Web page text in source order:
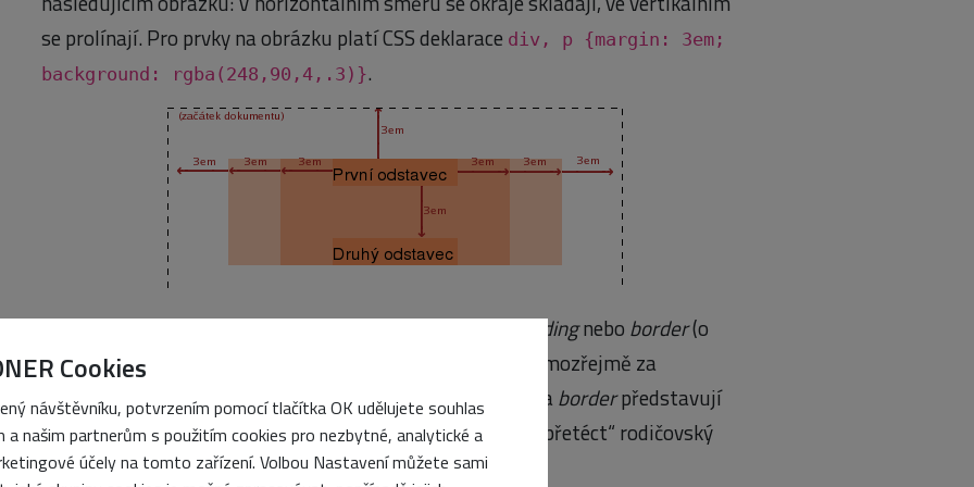
Cookies
návštěvníku, potvrzením pomocí tlačítka OK udělujete souhlas
a našim partnerům s použitím cookies pro nezbytné, analytické a
účely na tomto zařízení. Volbou Nastavení můžete sami
se prolínají. Pro prvky na obrázku platí CSS deklarace div, p {margin: 3em;
background: rgba(248,90,4,.3)}.
Teprve když se rodičovskému prvku nastaví nenulovýpaddingnebo border(o
tom v další kapitole), velikost okrajů prvků se sjednotí (samozřejmě za
předpokladu, že budou zadány shodné rozměry).
a borderpředstavují
jakousi překážku, o kterou semarginzarazí a už nemůže„přetéct“ rodičovský
prvek.